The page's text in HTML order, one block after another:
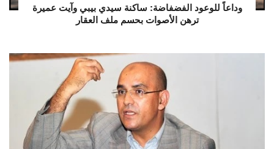
وداعاً للوعود الفضفاضة: ساكنة سيدي بيبي وآيت عميرة
ترهن الأصوات بحسم ملف العقار